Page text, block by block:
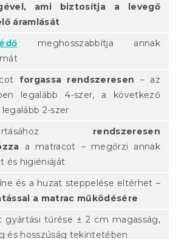
ami biztosítja a levegő
áramlását
meghosszabbítja annak
forgassa rendszeresen – az
legalább 4-szer, a következő
2-szer
rendszeresen
a matracot – megőrzi annak
és higiéniáját
és a huzat steppelése eltérhet –
a matrac működésére
gyártási tűrése ± 2 cm magasság,
és hosszúság tekintetében